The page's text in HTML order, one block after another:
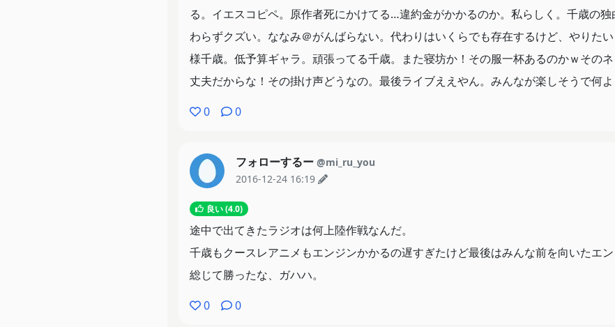
る。イエスコピペ。原作者死にかけてる…違約金がかかるのか。私らしく。千歳の
わらずクズい。ななみ＠がんばらない。代わりはいくらでも存在するけど、やりた
様千歳。低予算ギャラ。頑張ってる千歳。また寝坊か！その服一杯あるのかｗその
丈夫だからな！その掛け声どうなの。最後ライブええやん。みんなが楽しそうで何よ
0
0
フォローするー @mi_ru_you
2016-12-24 16:19
良い (4.0)
途中で出てきたラジオは何上陸作戦なんだ。
千歳もクースレアニメもエンジンかかるの遅すぎたけど最後はみんな前を向いたエン
総じて勝ったな、ガハハ。
0
0